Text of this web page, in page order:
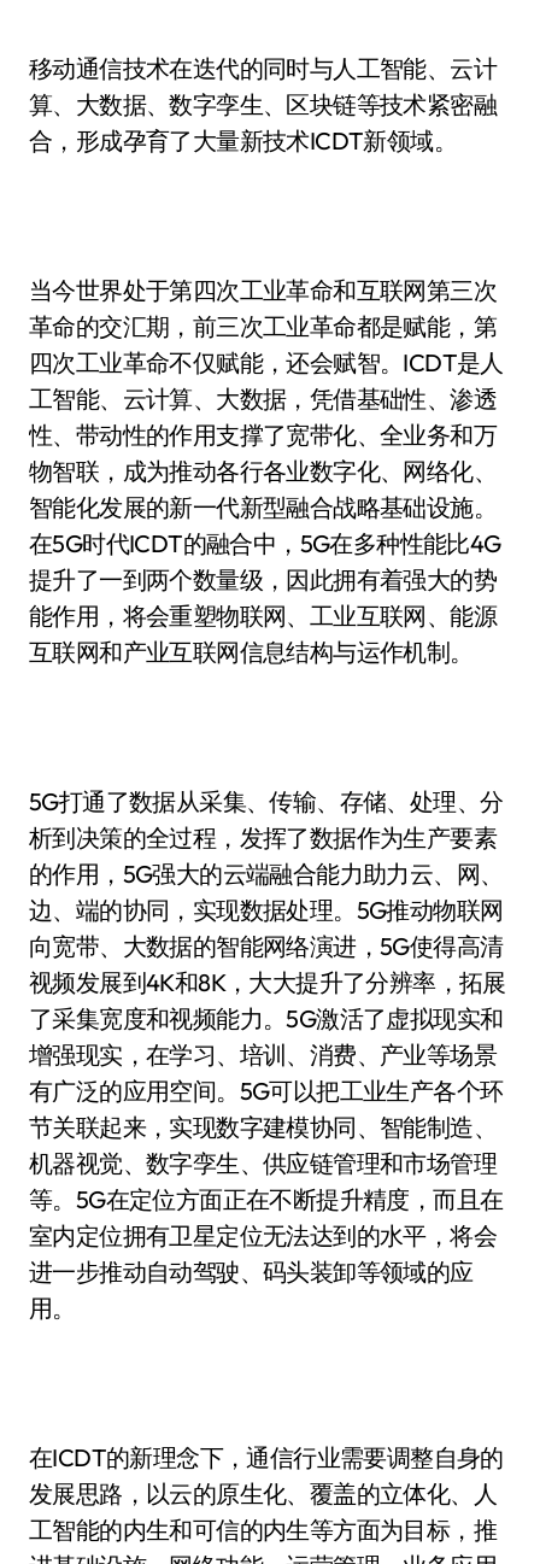
移动通信技术在迭代的同时与人工智能、云计
算、大数据、数字孪生、区块链等技术紧密融
合，形成孕育了大量新技术ICDT新领域。
当今世界处于第四次工业革命和互联网第三次
革命的交汇期，前三次工业革命都是赋能，第
四次工业革命不仅赋能，还会赋智。ICDT是人
工智能、云计算、大数据，凭借基础性、渗透
性、带动性的作用支撑了宽带化、全业务和万
物智联，成为推动各行各业数字化、网络化、
智能化发展的新一代新型融合战略基础设施。
在5G时代ICDT的融合中，5G在多种性能比4G
提升了一到两个数量级，因此拥有着强大的势
能作用，将会重塑物联网、工业互联网、能源
互联网和产业互联网信息结构与运作机制。
5G打通了数据从采集、传输、存储、处理、分
析到决策的全过程，发挥了数据作为生产要素
的作用，5G强大的云端融合能力助力云、网、
边、端的协同，实现数据处理。5G推动物联网
向宽带、大数据的智能网络演进，5G使得高清
视频发展到4K和8K，大大提升了分辨率，拓展
了采集宽度和视频能力。5G激活了虚拟现实和
增强现实，在学习、培训、消费、产业等场景
有广泛的应用空间。5G可以把工业生产各个环
节关联起来，实现数字建模协同、智能制造、
机器视觉、数字孪生、供应链管理和市场管理
等。5G在定位方面正在不断提升精度，而且在
室内定位拥有卫星定位无法达到的水平，将会
进一步推动自动驾驶、码头装卸等领域的应
用。
在ICDT的新理念下，通信行业需要调整自身的
发展思路，以云的原生化、覆盖的立体化、人
工智能的内生和可信的内生等方面为目标，推